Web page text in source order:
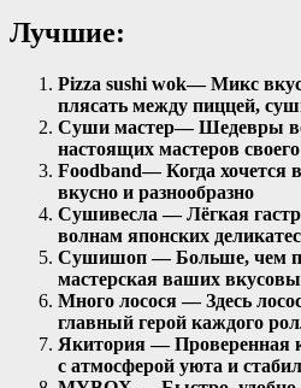
Лучшие:
Pizza sushi wok— Микс
плясать между пиццей,
Суши мастер— Шедевры
настоящих мастеров
Foodband— Когда хочется
вкусно и разнообразно
Сушивесла — Лёгкая
волнам японских
Сушишоп — Больше, чем
мастерская ваших
Много лосося — Здесь
главный герой каждого
Якитория — Проверенная
с атмосферой уюта и